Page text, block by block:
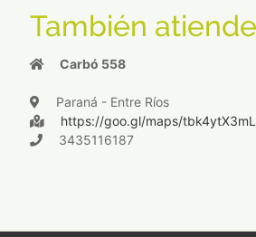
También
Carbó 558
Paraná - Entre Ríos
https://goo.gl/maps/
3435116187